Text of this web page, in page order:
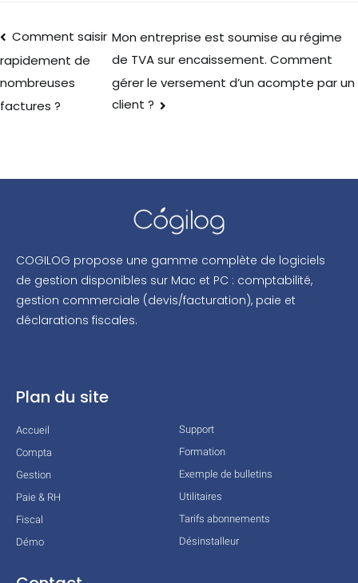
Comment saisir
rapidement de
nombreuses
factures ?
Mon entreprise est soumise au régime
de TVA sur encaissement. Comment
gérer le versement d’un acompte par un
client ?
COGILOG propose une gamme complète de logiciels
de gestion disponibles sur Mac et PC : comptabilité,
gestion commerciale (devis/facturation), paie et
déclarations fiscales.
Plan du site
Accueil
Compta
Gestion
Paie & RH
Fiscal
Démo
Support
Formation
Exemple de bulletins
Utilitaires
Tarifs abonnements
Désinstalleur